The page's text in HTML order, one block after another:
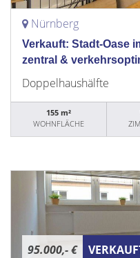
Nürnberg
Verkauft: Stadt-Oase
zentral &
Doppelhaushälfte
155 m²
WOHNFLÄCHE
95.000,- €